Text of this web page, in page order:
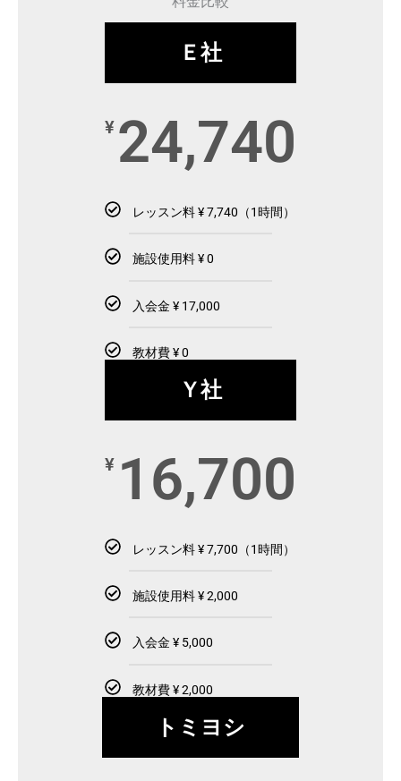
Ｅ社
¥ 24,740
レッスン料 ¥ 7,740（1時間）
施設使用料 ¥ 0
入会金 ¥ 17,000
教材費 ¥ 0
Ｙ社
¥ 16,700
レッスン料 ¥ 7,700（1時間）
施設使用料 ¥ 2,000
入会金 ¥ 5,000
教材費 ¥ 2,000
トミヨシ